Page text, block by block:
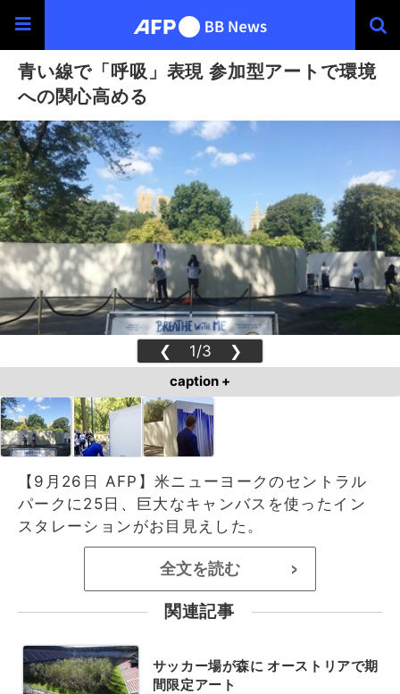
青い線で「呼吸」表現 参加型アートで環境
への関心高める
❮ 1/3 ❯
caption +
【9月26日 AFP】米ニューヨークのセントラル
パークに25日、巨大なキャンバスを使ったイン
スタレーションがお目見えした。
全文を読む >
関連記事
サッカー場が森に オーストリアで期
間限定アート